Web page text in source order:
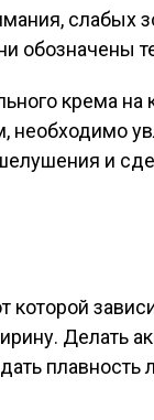
слабых
обозначены
крема на
необходимо
и
которой
Делать
плавность